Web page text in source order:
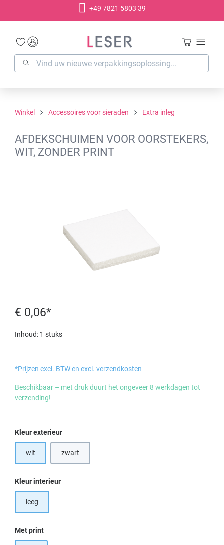
+49 7821 5803 39
Winkel Accessoires voor sieraden Extra inleg
AFDEKSCHUIMEN VOOR OORSTEKERS,
WIT, ZONDER PRINT
€ 0,06*
Inhoud: 1 stuks
*Prijzen excl. BTW en excl. verzendkosten
Beschikbaar – met druk duurt het ongeveer 8 werkdagen tot
verzending!
Selecteer
Kleur exterieur
wit zwart
Selecteer
Kleur interieur
leeg
Selecteer
Met print